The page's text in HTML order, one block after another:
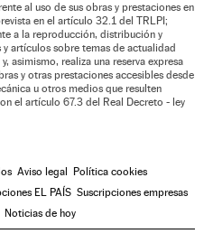
al uso de sus obras y prestaciones en
en el artículo 32.1 del TRLPI;
a la reproducción, distribución y
artículos sobre temas de actualidad
asimismo, realiza una reserva expresa
y otras prestaciones accesibles desde
u otros medios que resulten
el artículo 67.3 del Real Decreto - ley
Aviso legal
Política cookies
EL PAÍS Suscripciones empresas
Noticias de hoy